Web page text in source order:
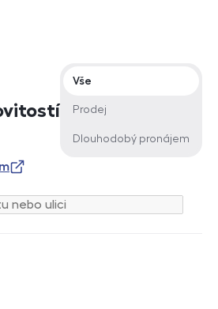
Typ nabídky
Vše
Prodej
Dlouhodobý pronájem